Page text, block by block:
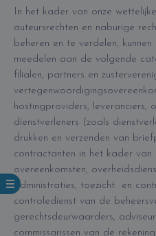
In het kader van onze
auteursrechten en naburige
beheren en te verdelen,
meedelen aan de volgende
filialen, partners en
hostingproviders, leveranciers,
dienstverleners (zoals
drukken en verzenden van
contractanten in het kader
overeenkomsten,
administraties, toezicht en
controledienst van de
gerechtsdeurwaarders,
commissarissen van de